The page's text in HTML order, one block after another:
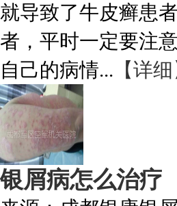
就导致了牛皮癣患
者，平时一定要注
自己的病情... 【详细
银屑病怎么治疗